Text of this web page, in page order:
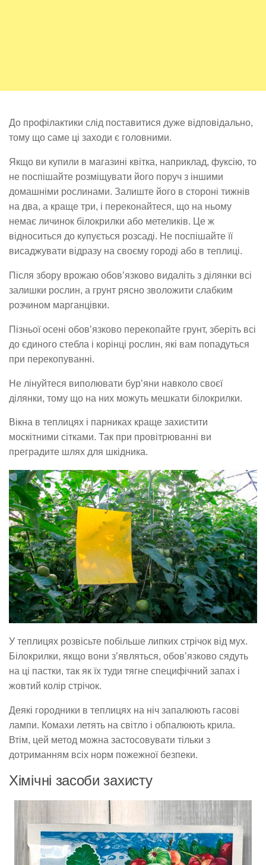
До профілактики слід поставитися дуже відповідально,
тому що саме ці заходи є головними.
Якщо ви купили в магазині квітка, наприклад, фуксію, то
не поспішайте розміщувати його поруч з іншими
домашніми рослинами. Залиште його в стороні тижнів
на два, а краще три, і переконайтеся, що на ньому
немає личинок білокрилки або метеликів. Це ж
відноситься до купується розсаді. Не поспішайте її
висаджувати відразу на своєму городі або в теплиці.
Після збору врожаю обов’язково видаліть з ділянки всі
залишки рослин, а грунт рясно зволожити слабким
розчином марганцівки.
Пізньої осені обов’язково перекопайте грунт, зберіть всі
до єдиного стебла і корінці рослин, які вам попадуться
при перекопуванні.
Не лінуйтеся виполювати бур’яни навколо своєї
ділянки, тому що на них можуть мешкати білокрилки.
Вікна в теплицях і парниках краще захистити
москітними сітками. Так при провітрюванні ви
преградите шлях для шкідника.
У теплицях розвісьте побільше липких стрічок від мух.
Білокрилки, якщо вони з’являться, обов’язково сядуть
на ці пастки, так як їх туди тягне специфічний запах і
жовтий колір стрічок.
Деякі городники в теплицях на ніч запалюють гасові
лампи. Комахи летять на світло і обпалюють крила.
Втім, цей метод можна застосовувати тільки з
дотриманням всіх норм пожежної безпеки.
Хімічні засоби захисту